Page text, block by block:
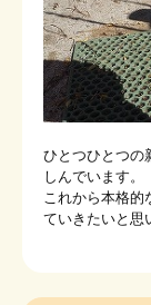
ひとつひとつの
しんでいます。
これから本格的
ていきたいと思